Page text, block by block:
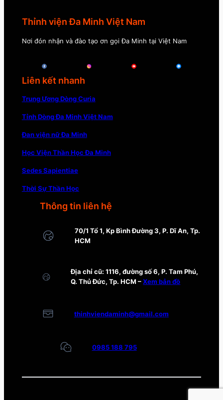
Thỉnh viện Đa Minh Việt Nam
Nơi đón nhận và đào tạo ơn gọi Đa Minh tại Việt Nam
Liên kết nhanh
Trung Ương Dòng Curia
Tỉnh Dòng Đa Minh Việt Nam
Đan viện nữ Đa Minh
Học Viện Thần Học Đa Minh
Sedes Sapientiae
Thời Sự Thần Học
Thông tin liên hệ
70/1 Tổ 1, Kp Bình Đường 3, P. Dĩ An, Tp.
HCM
Địa chỉ cũ: 1116, đường số 6, P. Tam Phú,
Q. Thủ Đức, Tp. HCM –Xem bản đồ
thinhviendaminh@gmail.com
0985 188 795